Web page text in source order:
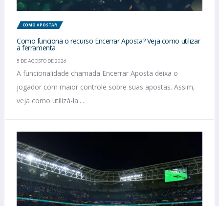
COMO APOSTAR
Como funciona o recurso Encerrar Aposta? Veja como utilizar
a ferramenta
5 DE AGOSTO DE 2026
A funcionalidade chamada Encerrar Aposta deixa o
jogador com maior controle sobre suas apostas. Assim,
veja como utilizá-la....